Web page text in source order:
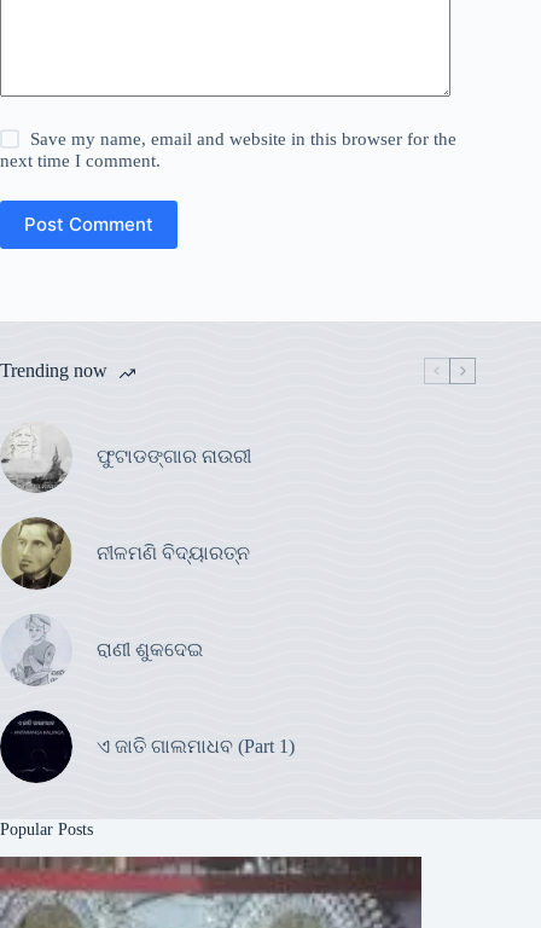
Save my name, email and website in this browser for the
next time I comment.
Post Comment
Trending now
ଫୁଟାଡଙ୍ଗାର ନାଉରୀ
ନୀଳମଣି ବିଦ୍ୟାରତ୍ନ
ରାଣୀ ଶୁକଦେଇ
ଏ ଜାତି ଗାଲମାଧବ (Part 1)
Popular Posts